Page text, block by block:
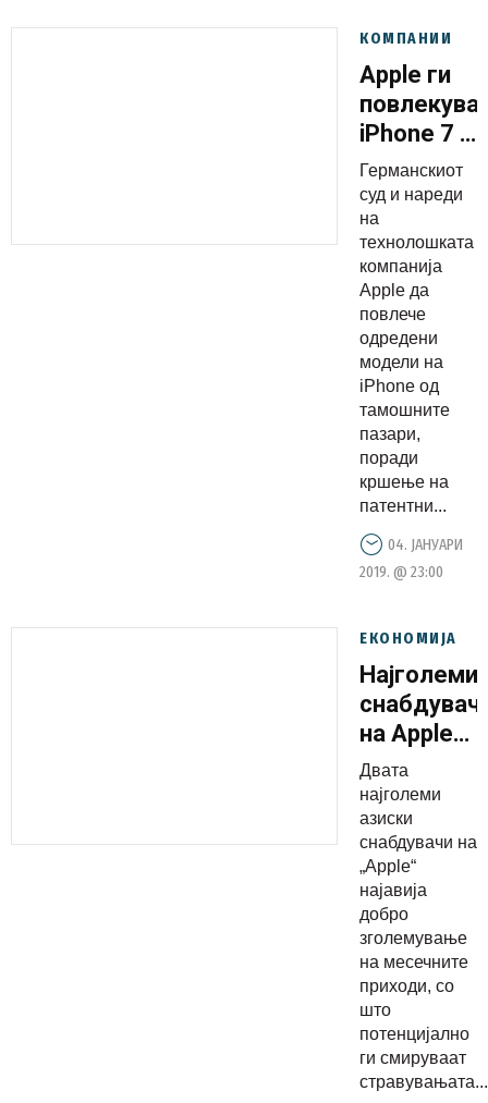
КОМПАНИИ
Apple ги
повлекува
iPhone 7 и
8 од
Германија
Германскиот
суд и нареди
на
технолошката
компанија
Apple да
повлече
одредени
модели на
iPhone од
тамошните
пазари,
поради
кршење на
патентни...
04. ЈАНУАРИ
2019. @ 23:00
ЕКОНОМИЈА
на Apple
во Азија
забележаа
добри
месечни
резултати
Двата
најголеми
азиски
снабдувачи на
„Apple“
најавија
добро
зголемување
на месечните
приходи, со
што
потенцијално
ги смируваат
стравувањата...